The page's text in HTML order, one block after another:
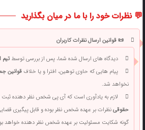
💬 نظرات خود را با ما در میان بگذارید
📜 قوانین ارسال نظرات کاربران
دیدگاه های ارسال شده شما، پس از بررسی توسطتیم
پیام هایی که حاوی توهین، افترا و یا خلافقوانین
نخواهد شد.
لازم به یادآوری است که آی پی شخص نظر دهنده ثبت
حقوقینظرات بر عهده شخص نظر بوده و قابل پیگیری
گونه شکایت مسئولیت بر عهده شخص نظر دهنده خواهد